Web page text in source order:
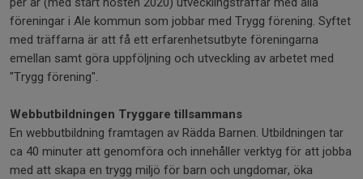
föreningar i Ale kommun som jobbar med Trygg förening. Syftet
med träffarna är att få ett erfarenhetsutbyte föreningarna
emellan samt göra uppföljning och utveckling av arbetet med
"Trygg förening".
Webbutbildningen Tryggare tillsammans
En webbutbildning framtagen av Rädda Barnen. Utbildningen tar
ca 40 minuter att genomföra och innehåller verktyg för att jobba
med att skapa en trygg miljö för barn och ungdomar, öka